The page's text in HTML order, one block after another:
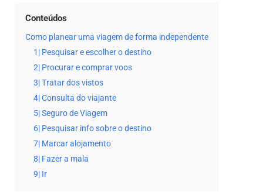
Conteúdos
Como planear uma viagem de forma independente
1| Pesquisar e escolher o destino
2| Procurar e comprar voos
3| Tratar dos vistos
4| Consulta do viajante
5| Seguro de Viagem
6| Pesquisar info sobre o destino
7| Marcar alojamento
8| Fazer a mala
9| Ir